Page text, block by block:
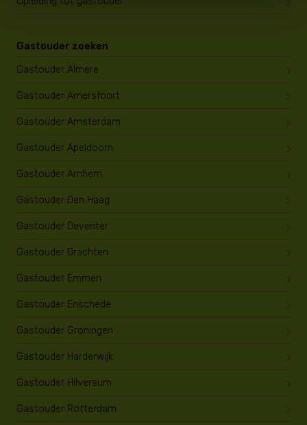
Gastouder zoeken
Gastouder Almere
Gastouder Amersfoort
Gastouder Amsterdam
Gastouder Apeldoorn
Gastouder Arnhem
Gastouder Den Haag
Gastouder Deventer
Gastouder Drachten
Gastouder Emmen
Gastouder Enschede
Gastouder Groningen
Gastouder Harderwijk
Gastouder Hilversum
Gastouder Rotterdam